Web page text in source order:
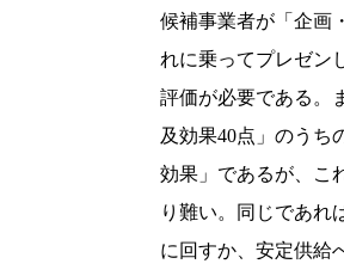
候補事業者が「企画
れに乗ってプレゼン
評価が必要である。
及効果40点」のうち
効果」であるが、こ
り難い。同じであれ
に回すか、安定供給